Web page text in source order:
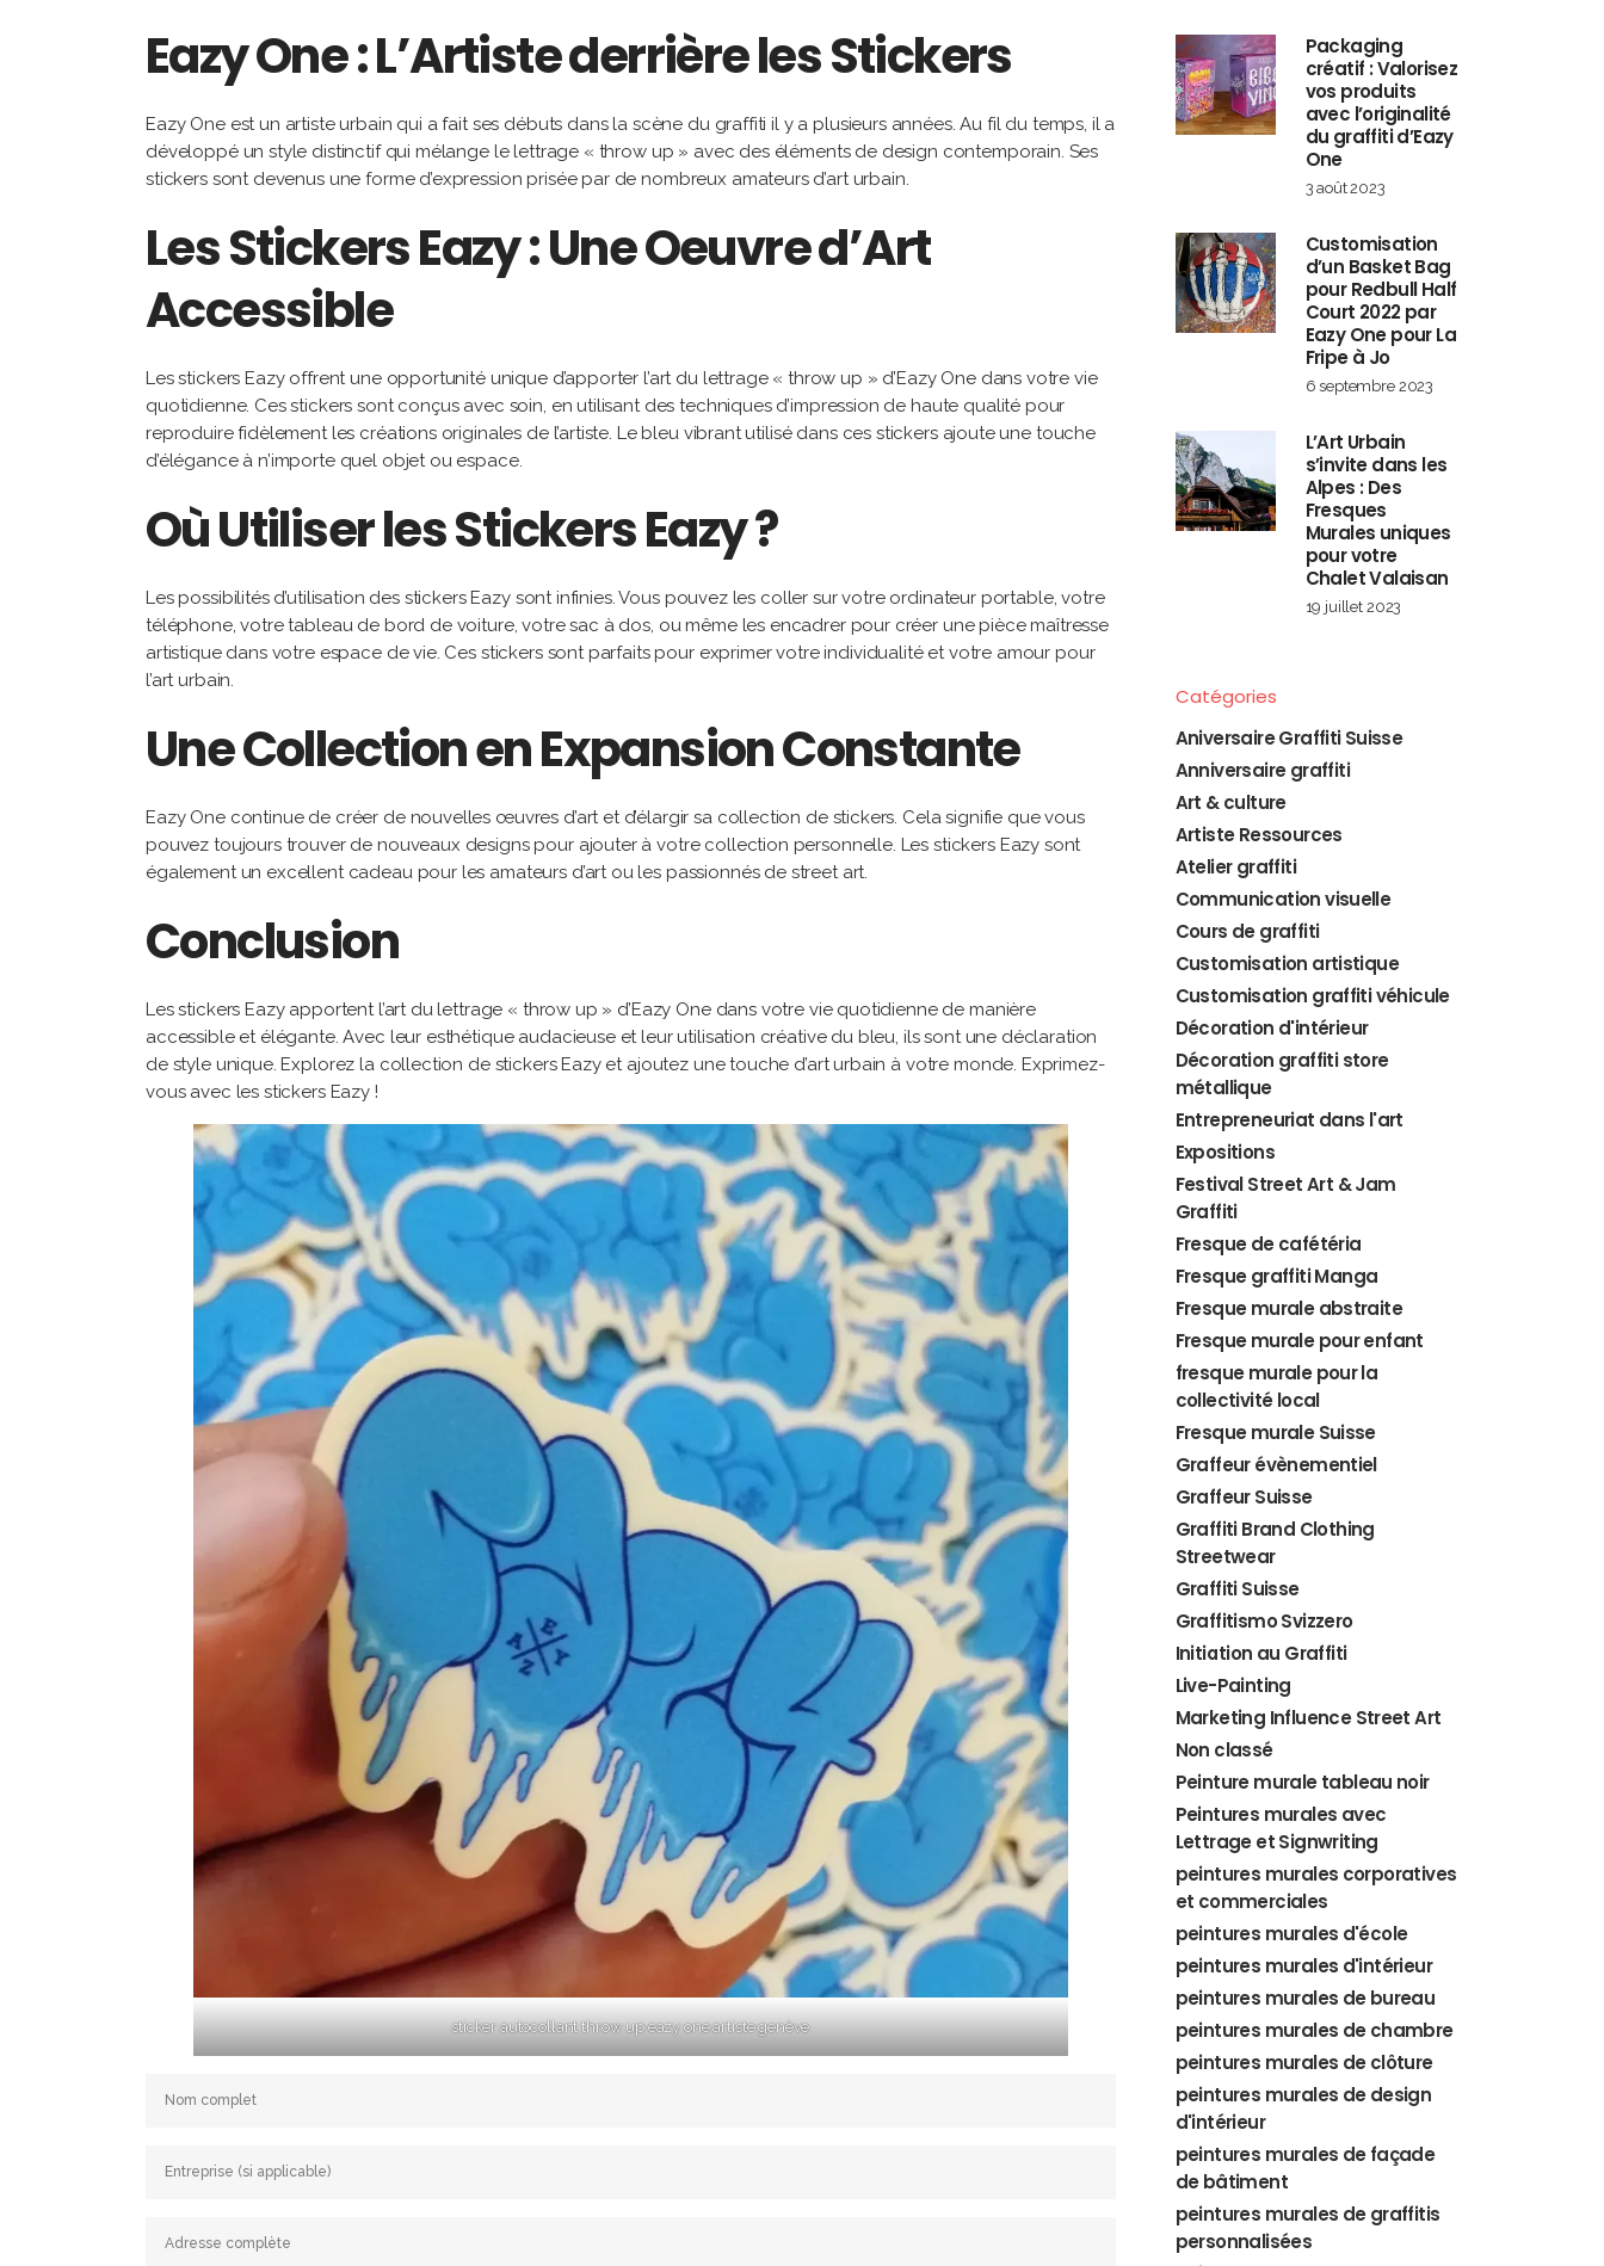
Eazy One : L’Artiste derrière les Stickers
Eazy One est un artiste urbain qui a fait ses débuts dans la scène du graffiti il y a plusieurs années. Au fil du temps, il a
développé un style distinctif qui mélange le lettrage « throw up » avec des éléments de design contemporain. Ses
stickers sont devenus une forme d’expression prisée par de nombreux amateurs d’art urbain.
Les Stickers Eazy : Une Oeuvre d’Art
Accessible
Les stickers Eazy offrent une opportunité unique d’apporter l’art du lettrage « throw up » d’Eazy One dans votre vie
quotidienne. Ces stickers sont conçus avec soin, en utilisant des techniques d’impression de haute qualité pour
reproduire fidèlement les créations originales de l’artiste. Le bleu vibrant utilisé dans ces stickers ajoute une touche
d’élégance à n’importe quel objet ou espace.
Où Utiliser les Stickers Eazy ?
Les possibilités d’utilisation des stickers Eazy sont infinies. Vous pouvez les coller sur votre ordinateur portable, votre
téléphone, votre tableau de bord de voiture, votre sac à dos, ou même les encadrer pour créer une pièce maîtresse
artistique dans votre espace de vie. Ces stickers sont parfaits pour exprimer votre individualité et votre amour pour
l’art urbain.
Une Collection en Expansion Constante
Eazy One continue de créer de nouvelles œuvres d’art et d’élargir sa collection de stickers. Cela signifie que vous
pouvez toujours trouver de nouveaux designs pour ajouter à votre collection personnelle. Les stickers Eazy sont
également un excellent cadeau pour les amateurs d’art ou les passionnés de street art.
Conclusion
Les stickers Eazy apportent l’art du lettrage « throw up » d’Eazy One dans votre vie quotidienne de manière
accessible et élégante. Avec leur esthétique audacieuse et leur utilisation créative du bleu, ils sont une déclaration
de style unique. Explorez la collection de stickers Eazy et ajoutez une touche d’art urbain à votre monde. Exprimez-
vous avec les stickers Eazy !
sticker autocollant throw up eazy one artiste genève
Packaging
créatif : Valorisez
vos produits
avec l’originalité
du graffiti d’Eazy
One
3 août 2023
Customisation
d’un Basket Bag
pour Redbull Half
Court 2022 par
Eazy One pour La
Fripe à Jo
6 septembre 2023
L’Art Urbain
s’invite dans les
Alpes : Des
Fresques
Murales uniques
pour votre
Chalet Valaisan
19 juillet 2023
Catégories
Aniversaire Graffiti Suisse
Anniversaire graffiti
Art & culture
Artiste Ressources
Atelier graffiti
Communication visuelle
Cours de graffiti
Customisation artistique
Customisation graffiti véhicule
Décoration d'intérieur
Décoration graffiti store
métallique
Entrepreneuriat dans l'art
Expositions
Festival Street Art & Jam
Graffiti
Fresque de cafétéria
Fresque graffiti Manga
Fresque murale abstraite
Fresque murale pour enfant
fresque murale pour la
collectivité local
Fresque murale Suisse
Graffeur évènementiel
Graffeur Suisse
Graffiti Brand Clothing
Streetwear
Graffiti Suisse
Graffitismo Svizzero
Initiation au Graffiti
Live-Painting
Marketing Influence Street Art
Non classé
Peinture murale tableau noir
Peintures murales avec
Lettrage et Signwriting
peintures murales corporatives
et commerciales
peintures murales d'école
peintures murales d'intérieur
peintures murales de bureau
peintures murales de chambre
peintures murales de clôture
peintures murales de design
d'intérieur
peintures murales de façade
de bâtiment
peintures murales de graffitis
personnalisées